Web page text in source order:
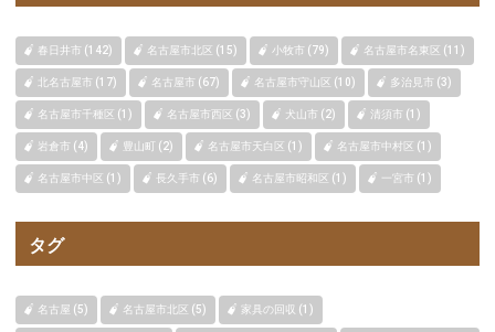
春日井市 (142) 名古屋市北区 (15) 小牧市 (79) 名古屋市名東区 (11)
北名古屋市 (17) 名古屋市 (67) 名古屋市守山区 (10) 多治見市 (3)
名古屋市千種区 (1) 名古屋市西区 (3) 犬山市 (2) 清須市 (1)
岩倉市 (4) 豊山町 (2) 名古屋市天白区 (1) 名古屋市中村区 (1)
名古屋市中区 (1) 長久手市 (6) 名古屋市昭和区 (1) 一宮市 (1)
タグ
名古屋 (5) 名古屋市北区 (5) 家具の回収 (1)